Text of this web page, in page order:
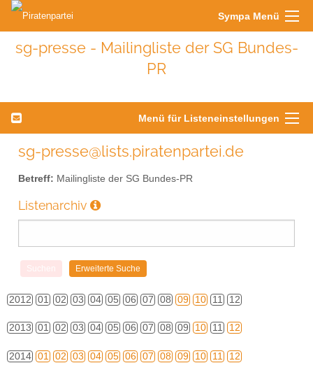
Sympa Menü
sg-presse - Mailingliste der SG Bundes-
PR
Menü für Listeneinstellungen
sg-presse@lists.piratenpartei.de
Betreff: Mailingliste der SG Bundes-PR
Listenarchiv
2012 01 02 03 04 05 06 07 08 09 10 11 12
2013 01 02 03 04 05 06 07 08 09 10 11 12
2014 01 02 03 04 05 06 07 08 09 10 11 12